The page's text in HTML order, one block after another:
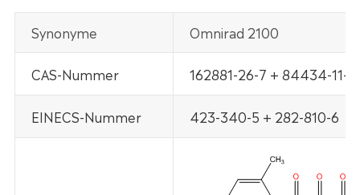
Synonyme Omnirad 2100
CAS-Nummer 162881-26-7 + 84434-11-7
EINECS-Nummer 423-340-5 + 282-810-6